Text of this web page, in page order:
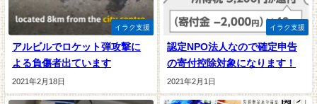
イラク支援
アルビルでロケット弾攻撃に
よる負傷者出ています
2021年2月18日
イラク支援
認定NPO法人なので確定申告
の寄付控除対象になります！
2021年2月1日